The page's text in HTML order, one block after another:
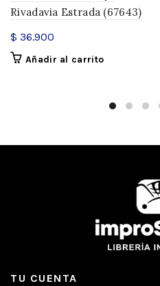
Rivadavia Estrada (67643)
$ 36.900
Añadir al carrito
TU CUENTA